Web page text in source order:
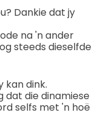
Dankie dat jy
na 'n ander
steeds dieselfde
kan dink.
dat die dinamiese
selfs met 'n hoë